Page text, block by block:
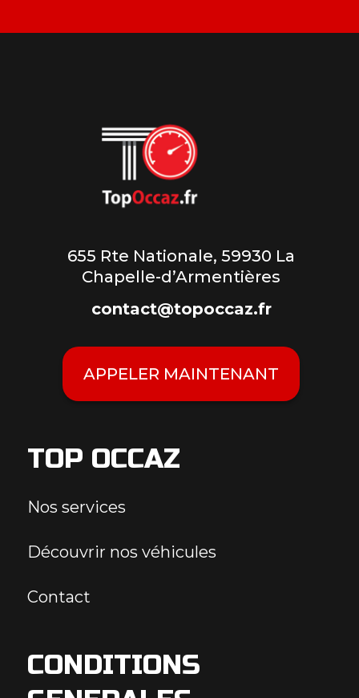
655 Rte Nationale, 59930 La
Chapelle-d’Armentières
contact@topoccaz.fr
APPELER MAINTENANT
TOP OCCAZ
Nos services
Découvrir nos véhicules
Contact
CONDITIONS